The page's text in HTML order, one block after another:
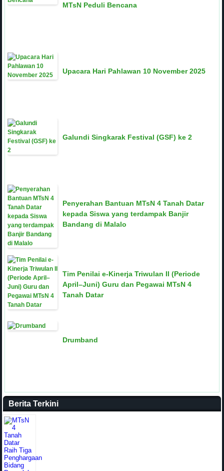
MTsN Peduli Bencana
Upacara Hari Pahlawan 10 November 2025
Galundi Singkarak Festival (GSF) ke 2
Penyerahan Bantuan MTsN 4 Tanah Datar
kepada Siswa yang terdampak Banjir
Bandang di Malalo
Tim Penilai e-Kinerja Triwulan II (Periode
April–Juni) Guru dan Pegawai MTsN 4
Tanah Datar
Drumband
Berita Terkini